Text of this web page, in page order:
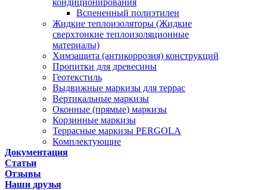
кондиционирования
Вспененный полиэтилен
Жидкие теплоизоляторы (Жидкие
сверхтонкие теплоизоляционные
материалы)
Химзащита (антикоррозия) конструкций
Пропитки для древесины
Геотекстиль
Выдвижные маркизы для террас
Вертикальные маркизы
Оконные (прямые) маркизы
Корзинные маркизы
Террасные маркизы PERGOLA
Комплектующие
Документация
Статьи
Отзывы
Наши друзья